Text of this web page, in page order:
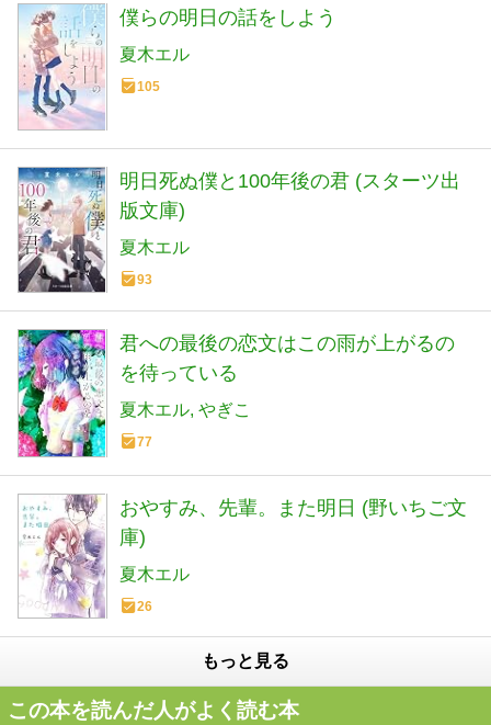
僕らの明日の話をしよう
夏木エル
105
明日死ぬ僕と100年後の君 (スターツ出
版文庫)
夏木エル
93
君への最後の恋文はこの雨が上がるの
を待っている
夏木エル やぎこ
77
おやすみ、先輩。また明日 (野いちご文
庫)
夏木エル
26
もっと見る
この本を読んだ人がよく読む本